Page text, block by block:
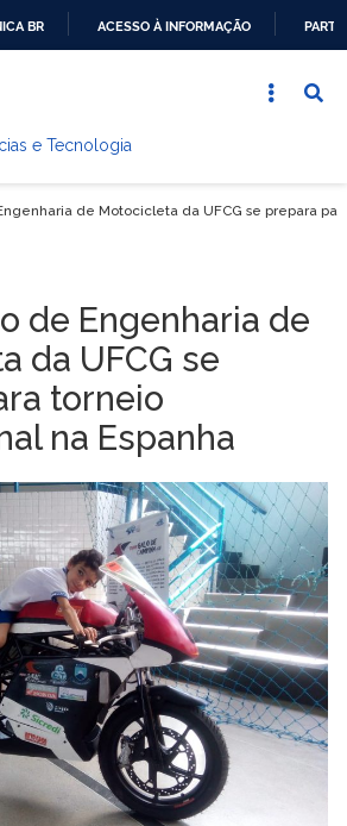
CONTEÚDO
BR ACESSO À INFORMAÇÃO
e Tecnologia
de Motocicleta da UFCG se prepara
de Engenharia de
da UFCG se
torneio
na Espanha